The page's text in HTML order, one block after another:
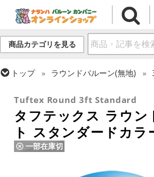
商品カテゴリを見る
トップ ラウンドバルーン(無地)
Tuftex Round 3ft Standard
タフテックス ラウン
ト スタンダードカラ
一部在庫切